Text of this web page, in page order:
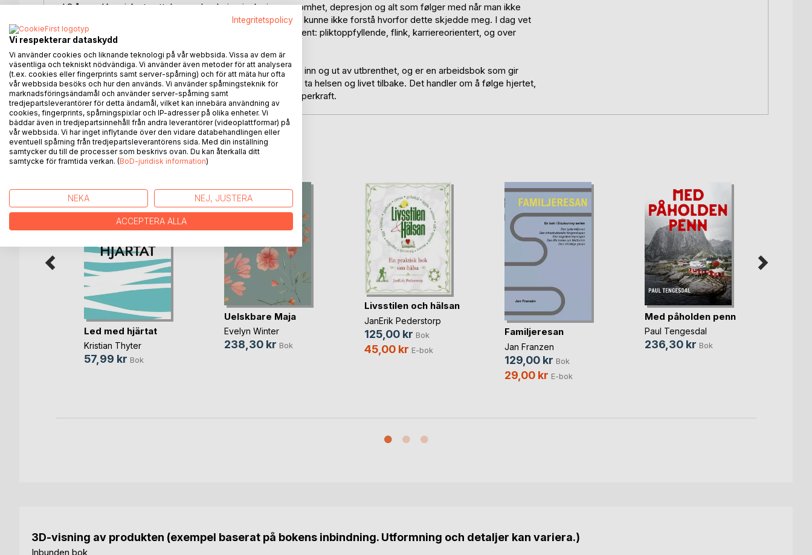
I 8 år med kronisk utmattelse opplevde jeg isolasjon, ensomhet, depresjon og alt som følger med når man ikke
lenger er en del av miljøet en fast jobb representerer. Jeg kunne ikke forstå hvorfor dette skjedde meg. I dag vet
jeg at jeg var en typisk representant for dem som blir utbrent: pliktoppfyllende, flink, karriereorientert, og over
middels engasjert.
Denne boken handler om min personlige historie om veien inn og ut av utbrenthet, og er en arbeidsbok som gir
konkrete råd, tips, innsikt, og inspirasjon til hvordan du kan ta helsen og livet tilbake. Det handler om å følge hjertet,
og skape et liv fylt med mening, energi, kreativitet, og skaperkraft.
ANDRA TITLAR HOSBoD
Led med hjärtat
Kristian Thyter
57,99 kr Bok
Uelskbare Maja
Evelyn Winter
238,30 kr Bok
Livsstilen och hälsan
JanErik Pederstorp
125,00 kr Bok
45,00 kr E-bok
Familjeresan
Jan Franzen
129,00 kr Bok
29,00 kr E-bok
Med påholden penn
Paul Tengesdal
236,30 kr Bok
3D-visning av produkten (exempel baserat på bokens inbindning. Utformning och detaljer kan variera.)
Inbunden bok
Integritetspolicy
Vi respekterar dataskydd
Vi använder cookies och liknande teknologi på vår webbsida. Vissa av dem är
väsentliga och tekniskt nödvändiga. Vi använder även metoder för att analysera
(t.ex. cookies eller fingerprints samt server-spårning) och för att mäta hur ofta
vår webbsida besöks och hur den används. Vi använder spårningsteknik för
marknadsföringsändamål och använder server-spårning samt
tredjepartsleverantörer för detta ändamål, vilket kan innebära användning av
cookies, fingerprints, spårningspixlar och IP-adresser på olika enheter. Vi
bäddar även in tredjepartsinnehåll från andra leverantörer (videoplattformar) på
vår webbsida. Vi har inget inflytande över den vidare databehandlingen eller
eventuell spårning från tredjepartsleverantörens sida. Med din inställning
samtycker du till de processer som beskrivs ovan. Du kan återkalla ditt
samtycke för framtida verkan. (BoD-juridisk information)
NEKA NEJ, JUSTERA
ACCEPTERA ALLA